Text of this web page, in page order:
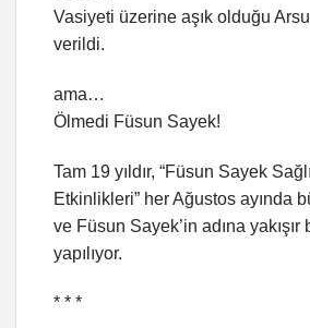
Vasiyeti üzerine aşık olduğu
verildi.
ama…
Ölmedi Füsun Sayek!
Tam 19 yıldır, “Füsun Sayek
Etkinlikleri” her Ağustos ayında
ve Füsun Sayek’in adına
yapılıyor.
* * *